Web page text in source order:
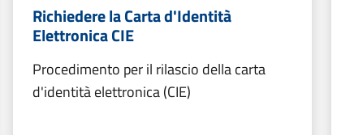
Richiedere la Carta d'Identità
Elettronica CIE
Procedimento per il rilascio della carta
d'identità elettronica (CIE)